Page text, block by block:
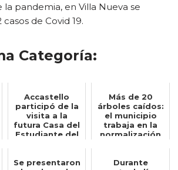
la pandemia, en Villa Nueva se
de Covid 19.
Categoría:
Accastello
participó de la
visita a la
futura Casa del
Estudiante del
Más de 20
árboles caídos:
el municipio
trabaja en la
normalización
Se presentaron
Durante